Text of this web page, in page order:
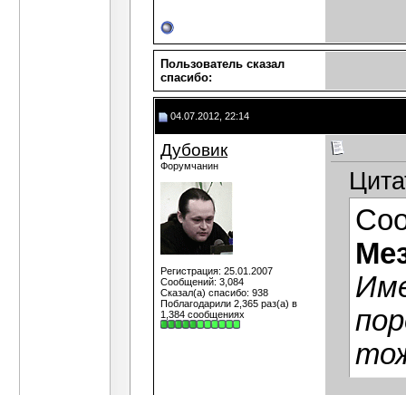
Пользователь сказал
cпасибо:
04.07.2012, 22:14
Дубовик
Форумчанин
Регистрация: 25.01.2007
Сообщений: 3,084
Сказал(а) спасибо: 938
Поблагодарили 2,365 раз(а) в
1,384 сообщениях